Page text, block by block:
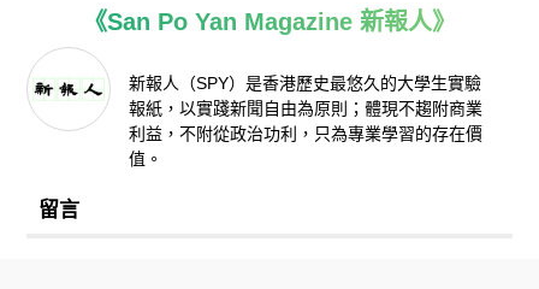
《San Po Yan Magazine 新報人》
新報人（SPY）是香港歷史最悠久的大學生實驗
報紙，以實踐新聞自由為原則；體現不趨附商業
利益，不附從政治功利，只為專業學習的存在價
值。
留言